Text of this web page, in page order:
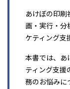
あけぼの印
画・実行・分
ケティング支
本書では、あ
ティング支援
務のお悩みに